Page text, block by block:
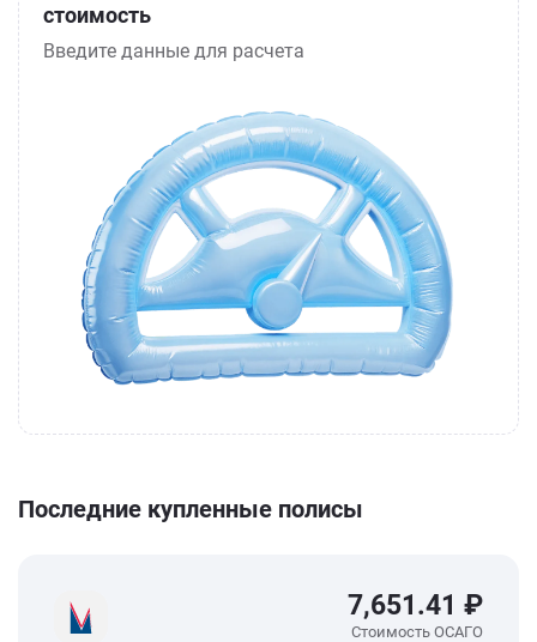
стоимость
Введите данные для расчета
Последние купленные полисы
7,651.41 ₽
Стоимость ОСАГО